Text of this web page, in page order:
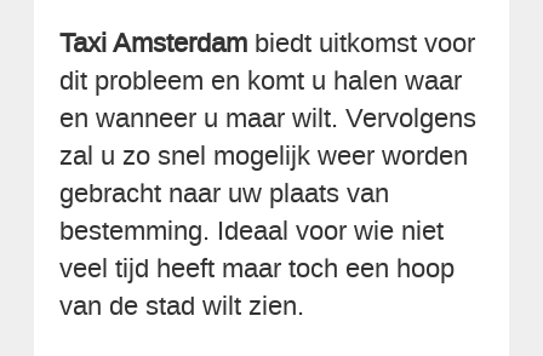
Taxi Amsterdam biedt uitkomst voor
dit probleem en komt u halen waar
en wanneer u maar wilt. Vervolgens
zal u zo snel mogelijk weer worden
gebracht naar uw plaats van
bestemming. Ideaal voor wie niet
veel tijd heeft maar toch een hoop
van de stad wilt zien.